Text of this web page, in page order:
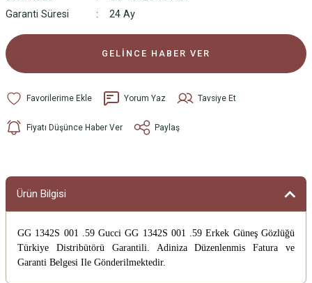
Garanti Süresi
24 Ay
GELİNCE HABER VER
Yorum Yaz Tavsiye Et
Fiyatı Düşünce Haber Ver Paylaş
Ürün Bilgisi
GG 1342S 001 .59 Gucci GG 1342S 001 .59 Erkek Güneş Gözlüğü
Türkiye Distribütörü Garantili. Adiniza Düzenlenmis Fatura ve
Garanti Belgesi Ile Gönderilmektedir.